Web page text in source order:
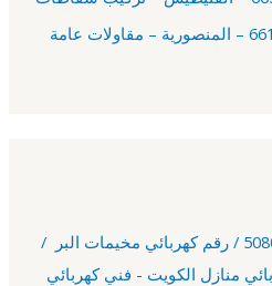
مقاولات عامة الكويت 66140865 – المنصورية – مقاولات عامة
كهربائي مخيمات البر / 50802191 / رقم كهربائي مخيمات البر /
منازل الكويت - فني كهربائي